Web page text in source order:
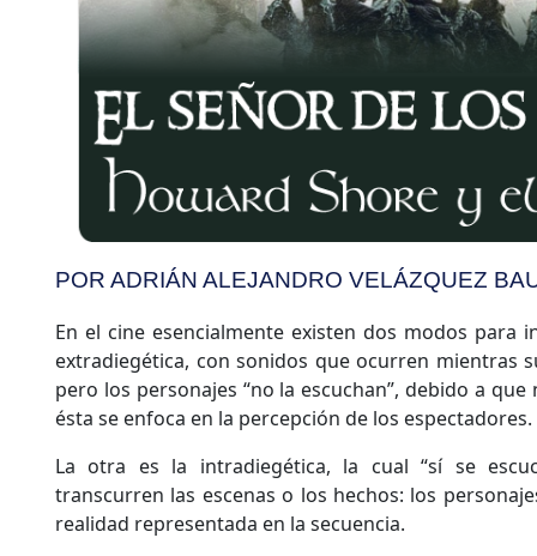
POR ADRIÁN ALEJANDRO VELÁZQUEZ
En el cine esencialmente existen dos modos para
extradiegética, con sonidos que ocurren mientras
pero los personajes “no la escuchan”, debido a
ésta se enfoca en la percepción de los espectadores.
La otra es la intradiegética, la cual “sí se
transcurren las escenas o los hechos: los
realidad representada en la secuencia.